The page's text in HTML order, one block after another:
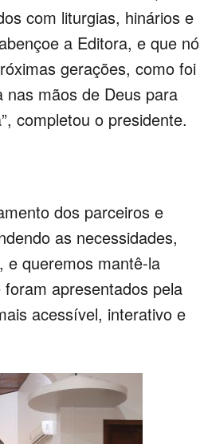
com liturgias, hinários e
a Editora, e que
gerações, como foi
mãos de Deus para
completou o presidente.
dos parceiros e
as necessidades,
e queremos mantê-la
apresentados pela
acessível, interativo e